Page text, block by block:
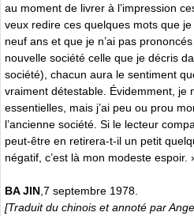
au moment de livrer à l’impression
veux redire ces quelques mots que
neuf ans et que je n’ai pas
nouvelle société celle que je décris
société), chacun aura le sentiment
vraiment détestable. Évidemment, je
essentielles, mais j’ai peu ou prou
l’ancienne société. Si le lecteur
peut-être en retirera-t-il un petit
négatif, c’est là mon modeste espoir.
BA JIN ,7 septembre 1978.
[Traduit du chinois et annoté par